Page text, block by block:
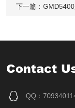
下一篇：
Contact
QQ：